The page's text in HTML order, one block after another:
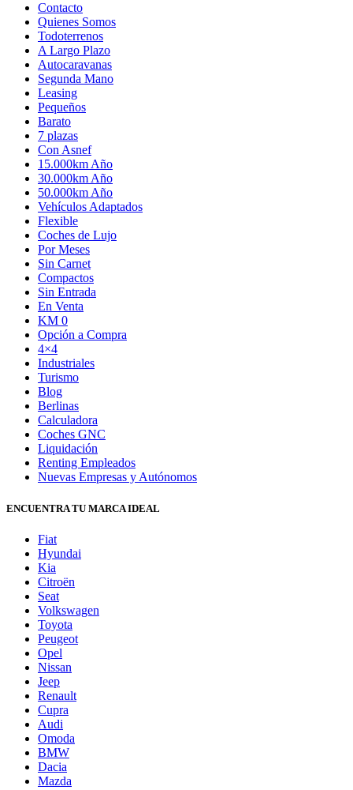
Contacto
Quienes Somos
Todoterrenos
A Largo Plazo
Autocaravanas
Segunda Mano
Leasing
Pequeños
Barato
7 plazas
Con Asnef
15.000km Año
30.000km Año
50.000km Año
Vehículos Adaptados
Flexible
Coches de Lujo
Por Meses
Sin Carnet
Compactos
Sin Entrada
En Venta
KM 0
Opción a Compra
4×4
Industriales
Turismo
Blog
Berlinas
Calculadora
Coches GNC
Liquidación
Renting Empleados
Nuevas Empresas y Autónomos
ENCUENTRA TU MARCA IDEAL
Fiat
Hyundai
Kia
Citroën
Seat
Volkswagen
Toyota
Peugeot
Opel
Nissan
Jeep
Renault
Cupra
Audi
Omoda
BMW
Dacia
Mazda